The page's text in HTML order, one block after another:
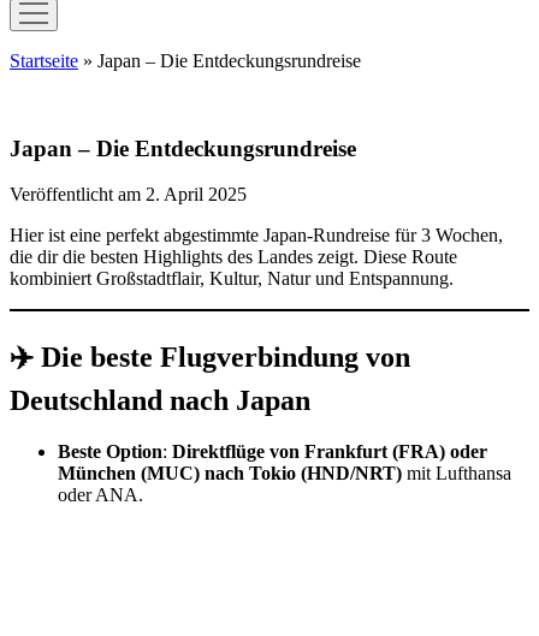
Menü
öffnen
Startseite » Japan – Die Entdeckungsrundreise
Japan – Die Entdeckungsrundreise
Veröffentlicht am 2. April 2025
Hier ist eine perfekt abgestimmte Japan-Rundreise für 3 Wochen,
die dir die besten Highlights des Landes zeigt. Diese Route
kombiniert Großstadtflair, Kultur, Natur und Entspannung.
✈️ Die beste Flugverbindung von
Deutschland nach Japan
Beste Option: Direktflüge von Frankfurt (FRA) oder
München (MUC) nach Tokio (HND/NRT) mit Lufthansa
oder ANA.